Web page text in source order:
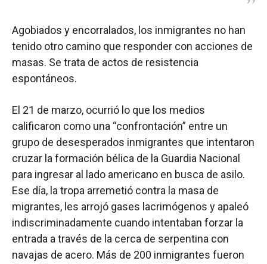
Agobiados y encorralados, los inmigrantes no han
tenido otro camino que responder con acciones de
masas. Se trata de actos de resistencia
espontáneos.
El 21 de marzo, ocurrió lo que los medios
calificaron como una “confrontación” entre un
grupo de desesperados inmigrantes que intentaron
cruzar la formación bélica de la Guardia Nacional
para ingresar al lado americano en busca de asilo.
Ese día, la tropa arremetió contra la masa de
migrantes, les arrojó gases lacrimógenos y apaleó
indiscriminadamente cuando intentaban forzar la
entrada a través de la cerca de serpentina con
navajas de acero. Más de 200 inmigrantes fueron